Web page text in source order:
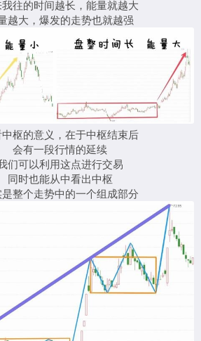
往的时间越长，能量就越大
越大，爆发的走势也就越强
枢的意义，在于中枢结束后
会有一段行情的延续
们可以利用这点进行交易
同时也能从中看出中枢
整个走势中的一个组成部分